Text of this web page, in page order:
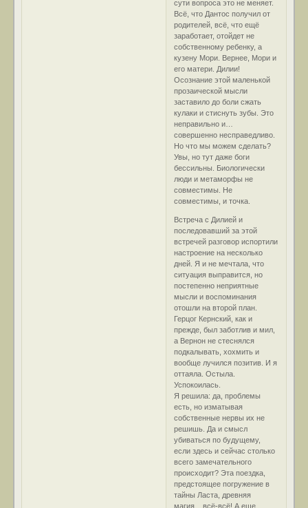
сути вопроса это не меняет.
Всё, что Дантос получил от
родителей, всё, что ещё
заработает, отойдет не
собственному ребенку, а
кузену Мори. Вернее, Мори и
его матери. Дилии!
Осознание этой маленькой
прозаической мысли
заставило до боли сжать
кулаки и стиснуть зубы. Это
неправильно и…
совершенно несправедливо.
Но что мы можем сделать?
Увы, но тут даже боги
бессильны. Биологически
люди и метаморфы не
совместимы. Не
совместимы, и точка.
Встреча с Дилией и
последовавший за этой
встречей разговор испортили
настроение на несколько
дней. Я и не мечтала, что
ситуация выправится, но
постепенно неприятные
мысли и воспоминания
отошли на второй план.
Герцог Кернский, как и
прежде, был заботлив и мил,
а Вернон не стеснялся
подкалывать, хохмить и
вообще лучился позитив. И я
оттаяла. Остыла.
Успокоилась.
Я решила: да, проблемы
есть, но изматывая
собственные нервы их не
решишь. Да и смысл
убиваться по будущему,
если здесь и сейчас столько
всего замечательного
происходит? Эта поездка,
предстоящее погружение в
тайны Ласта, древняя
магия... всё-всё! А еще